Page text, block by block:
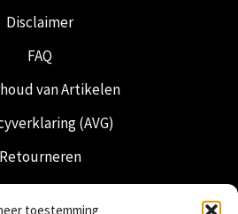
toestemming
Disclaimer
FAQ
van Artikelen
(AVG)
Retourneren
& Levering